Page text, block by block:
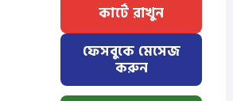
Pest
quantity
কার্টে রাখুন
ফেসবুকে মেসেজ
করুন